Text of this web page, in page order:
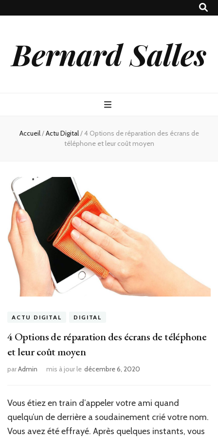
Bernard Salles
Accueil/Actu Digital/4 Options de réparation des écrans de
téléphone et leur coût moyen
ACTU DIGITAL DIGITAL
4 Options de réparation des écrans de téléphone
et leur coût moyen
parAdmin mis à jour le décembre 6, 2020
Vous étiez en train d’appeler votre ami quand
quelqu’un de derrière a soudainement crié votre nom.
Vous avez été effrayé. Après quelques instants, vous